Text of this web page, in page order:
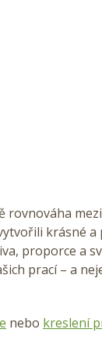
rovnováha
krásné a
proporce a
prací – a
nebo kreslení